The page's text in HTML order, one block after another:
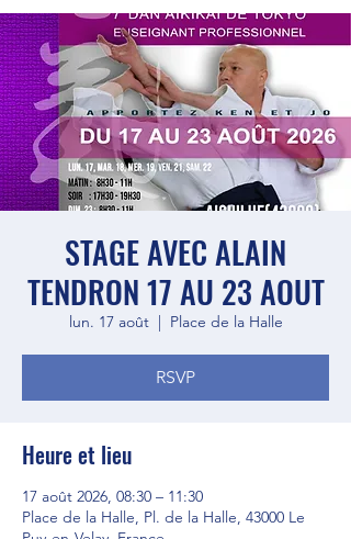
STAGE AVEC ALAIN
TENDRON 17 AU 23 AOUT
lun. 17 août
  |
Place de la Halle
RSVP
Heure et lieu
17 août 2026, 08:30 – 11:30
Place de la Halle, Pl. de la Halle, 43000 Le